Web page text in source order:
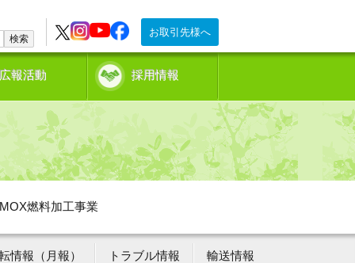
お取引先様へ
検索
報活動 採用情報
燃料加工事業
情報（月報） トラブル情報 輸送情報